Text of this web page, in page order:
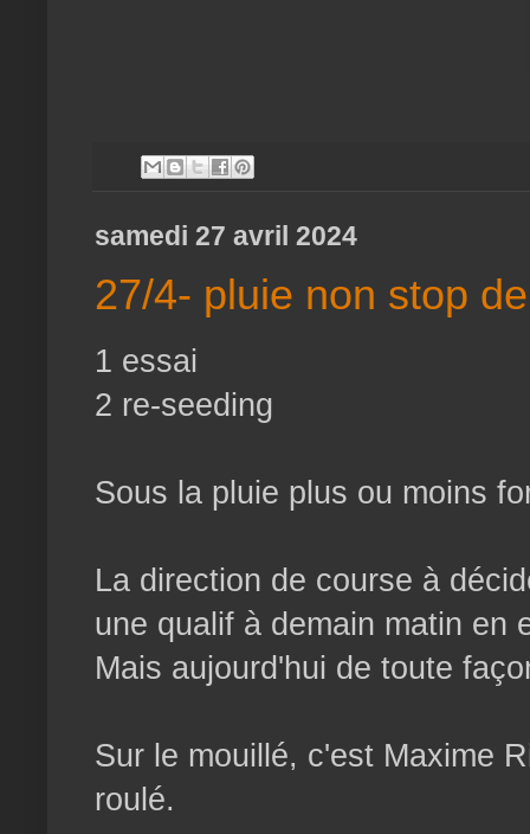
samedi 27 avril 2024
27/4- pluie non stop
1 essai
2 re-seeding
Sous la pluie plus ou moins
La direction de course à
une qualif à demain matin en
Mais aujourd'hui de toute
Sur le mouillé, c'est Maxime
roulé.